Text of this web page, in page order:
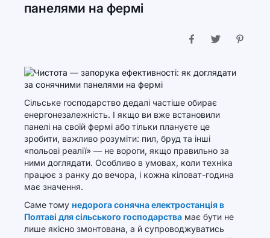
панелями на фермі
Сільське господарство дедалі частіше обирає
енергонезалежність. І якщо ви вже встановили
панелі на своїй фермі або тільки плануєте це
зробити, важливо розуміти: пил, бруд та інші
«польові реалії» — не вороги, якщо правильно за
ними доглядати. Особливо в умовах, коли техніка
працює з ранку до вечора, і кожна кіловат-година
має значення.
Саме тому недорога сонячна електростанція в
Полтаві для сільського господарства має бути не
лише якісно змонтована, а й супроводжуватись